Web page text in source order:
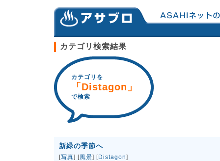
カテゴリ検索結果
カテゴリを
「Distagon」
で検索
新緑の季節へ
[写真] [風景] [Distagon]